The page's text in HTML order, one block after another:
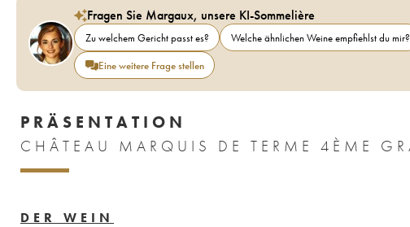
Fragen Sie Margaux, unsere KI-Sommelière
Zu welchem Gericht passt es? Welche ähnlichen Weine empfiehlst du mir?
Eine weitere Frage stellen
PRÄSENTATION
DER WEIN